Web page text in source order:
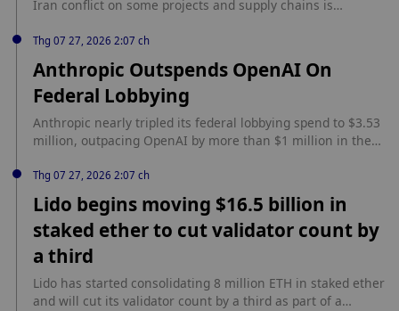
Iran conflict on some projects and supply chains is
regions.
Thg 07 27, 2026 2:07 ch
Anthropic Outspends OpenAI On
Federal Lobbying
Anthropic nearly tripled its federal lobbying spend to $3.53
million, outpacing OpenAI by more than $1 million in the
disclosures show Anthropic added the Treasury
Department to its list of lobbied agencies for the first time
this quarter, while OpenAI nearly doubled spending to a
record $2.22 million. Issue One counted $41 million in
combined spending from January to June across 11 major
technology, social media and AI companies and their trade
associations, with Kalshi also spending $990,000 on
lobbying in the first half of 2026.
Thg 07 27, 2026 2:07 ch
Lido begins moving $16.5 billion in
staked ether to cut validator count by
a third
Lido has started consolidating 8 million ETH in staked ether
and will cut its validator count by a third as part of a